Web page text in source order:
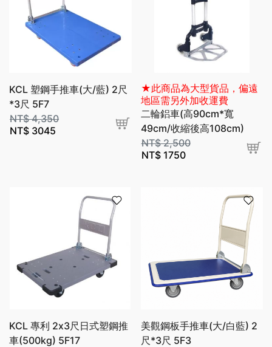
KCL 塑鋼手推車(大/藍) 2尺
*3尺 5F7
NT$4,350
NT$ 3045
★此商品為大型貨品，偏遠
地區需另外加收運費
二輪鋁車(高90cm*寬
49cm/收縮後高108cm)
7T2
NT$2,500
NT$1750
KCL 專利 2x3尺日式塑鋼推
車(500kg) 5F17
美觀鋼板手推車(大/白藍) 2
尺*3尺 5F3